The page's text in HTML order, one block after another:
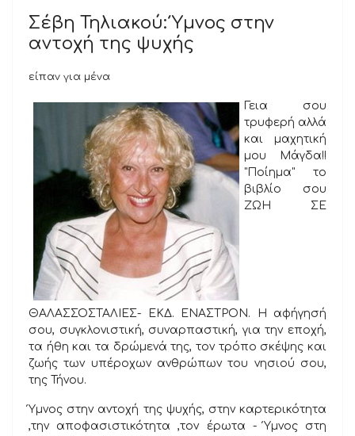
Σέβη Τηλιακού: Ύμνος στην
αντοχή της ψυχής
είπαν για μένα
Γεια σου
τρυφερή αλλά
και μαχητική
μου Μάγδα!!
"Ποίημα" το
βιβλίο σου
ΖΩΗ ΣΕ
ΘΑΛΑΣΣΟΣΤΑΛΙΕΣ- ΕΚΔ. ΕΝΑΣΤΡΟΝ. Η αφήγησή
σου, συγκλονιστική, συναρπαστική, για την εποχή,
τα ήθη και τα δρώμενά της, τον τρόπο σκέψης και
ζωής των υπέροχων ανθρώπων του νησιού σου,
της Τήνου.
Ύμνος στην αντοχή της ψυχής, στην καρτερικότητα
,την αποφασιστικότητα ,τον έρωτα - Ύμνος στη